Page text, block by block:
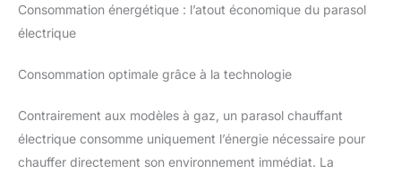
Consommation énergétique : l’atout économique du parasol
électrique
Consommation optimale grâce à la technologie
Contrairement aux modèles à gaz, un parasol chauffant
électrique consomme uniquement l’énergie nécessaire pour
chauffer directement son environnement immédiat. La